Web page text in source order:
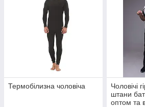
Термобілизна чоловіча
Чоловічі
штани
оптом та